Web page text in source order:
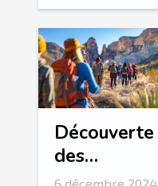
Découverte
des
merveilles